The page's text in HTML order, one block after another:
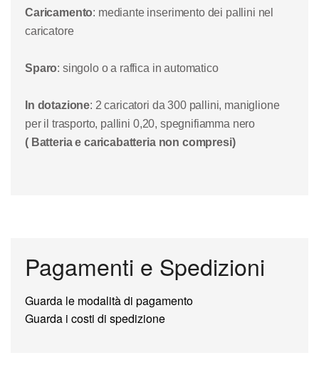
Caricamento: mediante inserimento dei pallini nel
caricatore
Sparo: singolo o a raffica in automatico
In dotazione: 2 caricatori da 300 pallini, maniglione
per il trasporto, pallini 0,20, spegnifiamma nero
( Batteria e caricabatteria non compresi)
Pagamenti e Spedizioni
Guarda le modalità di pagamento
Guarda i costi di spedizione